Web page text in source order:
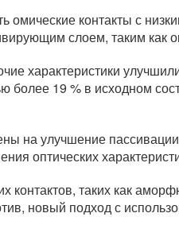
омические контакты с
слоем, таким как
характеристики
более 19 % в исходном
на улучшение
оптических
контактов, таких как
новый подход с